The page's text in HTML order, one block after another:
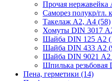
Прочая нержавейка
Саморез полукр/гл.
Такелаж А2, А4 (58)
Хомуты DIN 3017
Шайба DIN 125 А2
Шайба DIN 433 А2
Шайба DIN 9021 А2
Шпилька
Пена, герметики (14)